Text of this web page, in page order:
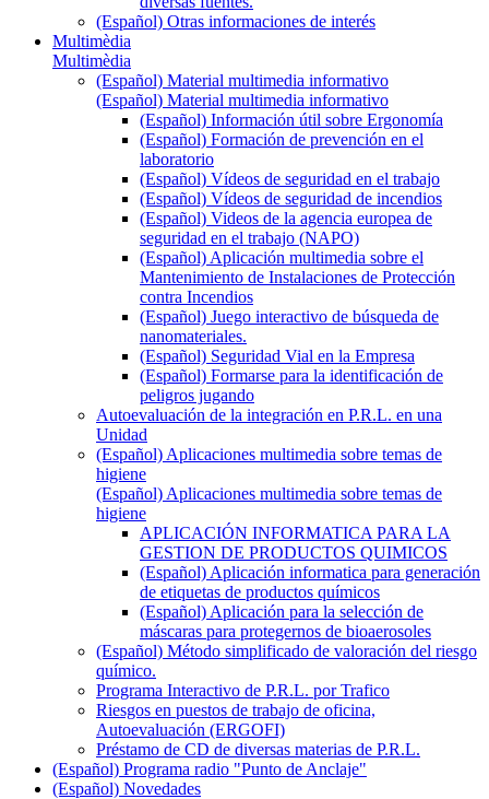
(Español) Otras informaciones de interés
Multimèdia
Multimèdia
(Español) Material multimedia informativo
(Español) Material multimedia informativo
(Español) Información útil sobre Ergonomía
(Español) Formación de prevención en el
laboratorio
(Español) Vídeos de seguridad en el trabajo
(Español) Vídeos de seguridad de incendios
(Español) Videos de la agencia europea de
seguridad en el trabajo (NAPO)
(Español) Aplicación multimedia sobre el
Mantenimiento de Instalaciones de Protección
contra Incendios
(Español) Juego interactivo de búsqueda de
nanomateriales.
(Español) Seguridad Vial en la Empresa
(Español) Formarse para la identificación de
peligros jugando
Autoevaluación de la integración en P.R.L. en una
Unidad
(Español) Aplicaciones multimedia sobre temas de
higiene
(Español) Aplicaciones multimedia sobre temas de
higiene
APLICACIÓN INFORMATICA PARA LA
GESTION DE PRODUCTOS QUIMICOS
(Español) Aplicación informatica para generación
de etiquetas de productos químicos
(Español) Aplicación para la selección de
máscaras para protegernos de bioaerosoles
(Español) Método simplificado de valoración del riesgo
químico.
Programa Interactivo de P.R.L. por Trafico
Riesgos en puestos de trabajo de oficina,
Autoevaluación (ERGOFI)
Préstamo de CD de diversas materias de P.R.L.
(Español) Programa radio "Punto de Anclaje"
(Español) Novedades